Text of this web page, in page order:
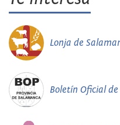
Lonja de
Boletín Oficial